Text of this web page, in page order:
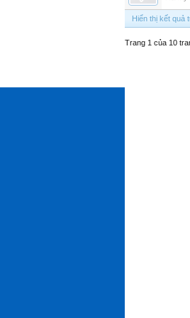
Hiển thị kết quả
Trang 1 của 10